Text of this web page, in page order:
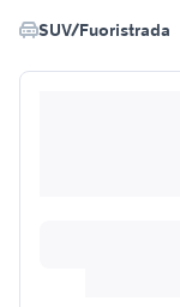
SUV/Fuoristrada